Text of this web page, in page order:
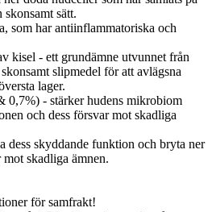
sätt.
som har antiinflammatoriska och
kisel - ett grundämne utvunnet från
slipmedel för att avlägsna
lager.
0,7%) - stärker hudens mikrobiom
och dess försvar mot skadliga
dess skyddande funktion och bryta ner
skadliga ämnen.
för samfrakt!